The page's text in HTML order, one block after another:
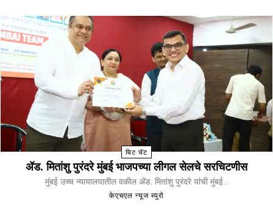
चिट चॅट
ॲड. मितांशु पुरंदरे मुंबई भाजपच्या लीगल सेलचे सरचिटणीस
मुंबई उच्च न्यायालयातील वकील ॲड. मितांशु पुरंदरे यांची मुंबई...
केएचएल न्यूज ब्युरो